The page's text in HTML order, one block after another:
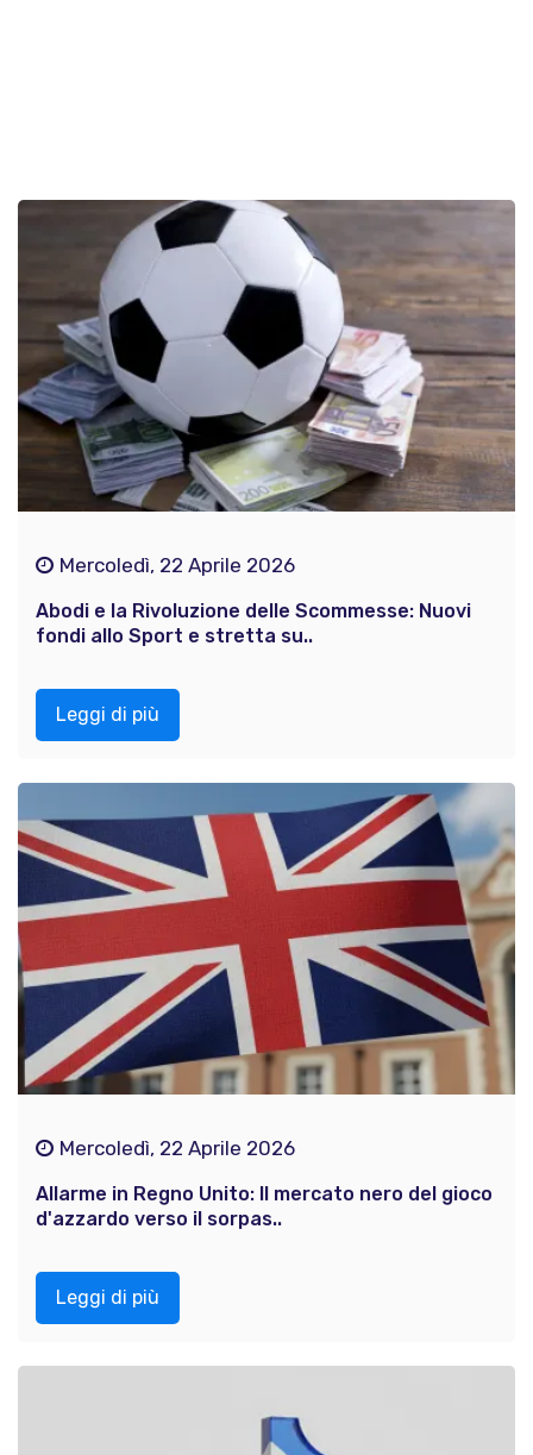
Mercoledì, 22 Aprile 2026
Abodi e la Rivoluzione delle Scommesse: Nuovi
fondi allo Sport e stretta su..
Leggi di più
Mercoledì, 22 Aprile 2026
Allarme in Regno Unito: Il mercato nero del gioco
d'azzardo verso il sorpas..
Leggi di più